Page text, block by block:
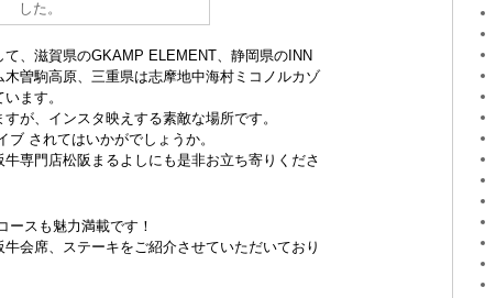
した。
、滋賀県のGKAMP ELEMENT、静岡県のINN
曽駒高原、三重県は志摩地中海村ミコノルカゾ
ます。
が、インスタ映えする素敵な場所です。
されてはいかがでしょうか。
専門店松阪まるよしにも是非お立ち寄りくださ
ースも魅力満載です！
会席、ステーキをご紹介させていただいており